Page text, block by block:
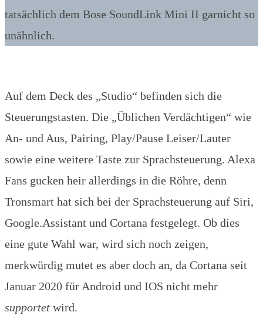
tatsächlich dem Bose SoundLink Mini II garnicht so
unähnlich.
Auf dem Deck des „Studio“ befinden sich die
Steuerungstasten. Die „Üblichen Verdächtigen“ wie
An- und Aus, Pairing, Play/Pause Leiser/Lauter
sowie eine weitere Taste zur Sprachsteuerung. Alexa
Fans gucken heir allerdings in die Röhre, denn
Tronsmart hat sich bei der Sprachsteuerung auf Siri,
Google.Assistant und Cortana festgelegt. Ob dies
eine gute Wahl war, wird sich noch zeigen,
merkwürdig mutet es aber doch an, da Cortana seit
Januar 2020 für Android und IOS nicht mehr
supportet wird.